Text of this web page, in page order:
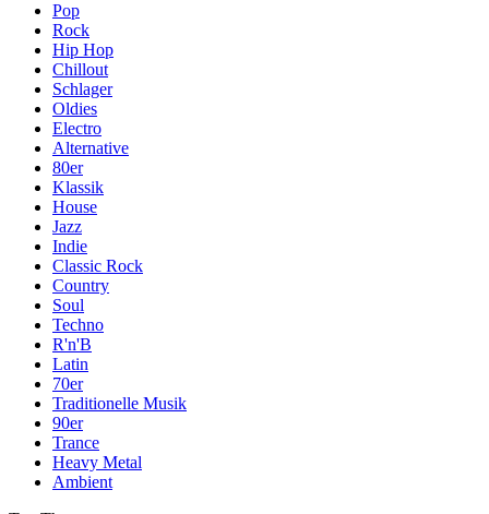
Pop
Rock
Hip Hop
Chillout
Schlager
Oldies
Electro
Alternative
80er
Klassik
House
Jazz
Indie
Classic Rock
Country
Soul
Techno
R'n'B
Latin
70er
Traditionelle Musik
90er
Trance
Heavy Metal
Ambient